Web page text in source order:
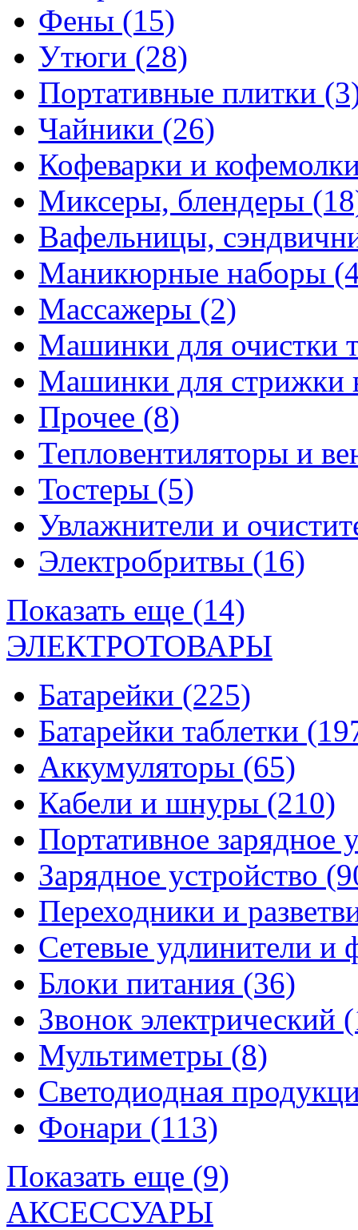
Фены (15)
Утюги (28)
Портативные плитки
Чайники (26)
Кофеварки и
Миксеры, блендеры
Вафельницы,
Маникюрные наборы
Массажеры (2)
Машинки для очистки
Машинки для стрижки
Прочее (8)
Тепловентиляторы и
Тостеры (5)
Увлажнители и
Электробритвы (16)
Показать еще (14)
ЭЛЕКТРОТОВАРЫ
Батарейки (225)
Батарейки таблетки
Аккумуляторы (65)
Кабели и шнуры (210)
Портативное зарядное
Зарядное устройство
Переходники и
Сетевые удлинители и
Блоки питания (36)
Звонок электрический
Мультиметры (8)
Светодиодная
Фонари (113)
Показать еще (9)
АКСЕССУАРЫ